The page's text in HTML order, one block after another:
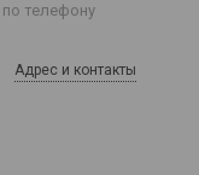
телефону
Адрес и контакты